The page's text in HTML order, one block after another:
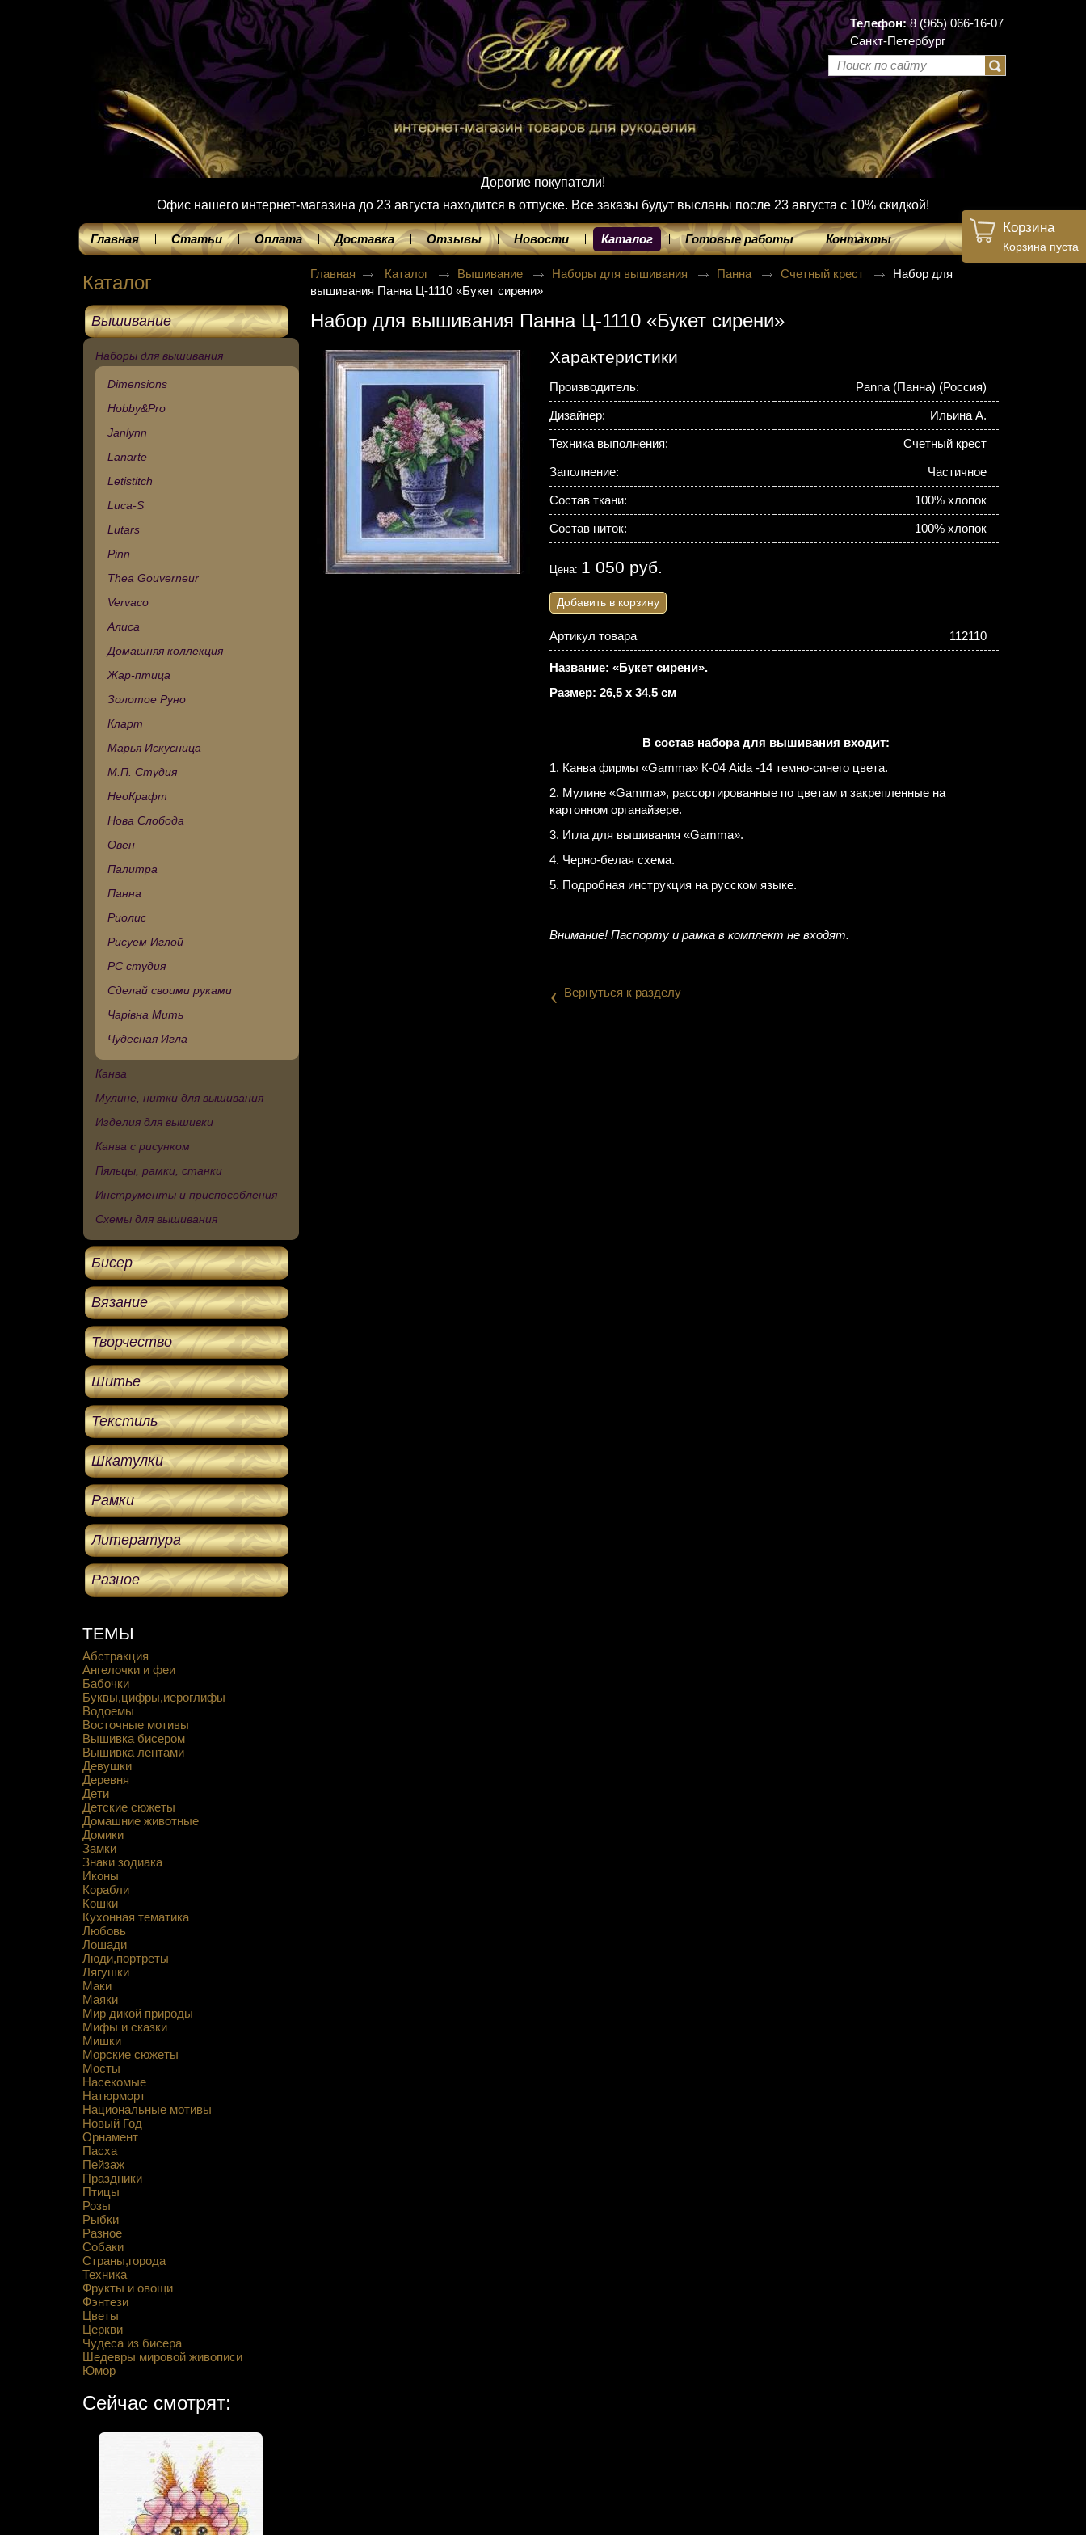
Телефон:8 (965) 066-16-07
Санкт-Петербург
Дорогие покупатели!
Офис нашего интернет-магазина до 23 августа находится в отпуске. Все заказы будут высланы после 23 августа с 10% скидкой!
Главная Статьи Оплата Доставка Отзывы Новости Каталог Готовые работы Контакты
Каталог
Вышивание
Наборы для вышивания
Dimensions
Hobby&Pro
Janlynn
Lanarte
Letistitch
Luca-S
Lutars
Pinn
Thea Gouverneur
Vervaco
Алиса
Домашняя коллекция
Жар-птица
Золотое Руно
Кларт
Марья Искусница
М.П. Студия
НеоКрафт
Нова Слобода
Овен
Палитра
Панна
Риолис
Рисуем Иглой
РС студия
Сделай своими руками
Чарівна Мить
Чудесная Игла
Канва
Мулине, нитки для вышивания
Изделия для вышивки
Канва с рисунком
Пяльцы, рамки, станки
Инструменты и приспособления
Схемы для вышивания
Бисер
Вязание
Творчество
Шитье
Текстиль
Шкатулки
Рамки
Литература
Разное
Корзина
Корзина пуста
ТЕМЫ
Абстракция
Ангелочки и феи
Бабочки
Буквы,цифры,иероглифы
Водоемы
Восточные мотивы
Вышивка бисером
Вышивка лентами
Девушки
Деревня
Дети
Детские сюжеты
Домашние животные
Домики
Замки
Знаки зодиака
Иконы
Корабли
Кошки
Кухонная тематика
Любовь
Лошади
Люди,портреты
Лягушки
Маки
Маяки
Мир дикой природы
Мифы и сказки
Мишки
Морские сюжеты
Мосты
Насекомые
Натюрморт
Национальные мотивы
Новый Год
Орнамент
Пасха
Пейзаж
Праздники
Птицы
Розы
Рыбки
Разное
Собаки
Страны,города
Техника
Фрукты и овощи
Фэнтези
Цветы
Церкви
Чудеса из бисера
Шедевры мировой живописи
Юмор
Сейчас смотрят:
Главная Каталог Вышивание Наборы для вышивания Панна Счетный крест
Набор для
вышивания Панна Ц-1110 «Букет сирени»
Набор для вышивания Панна Ц-1110 «Букет сирени»
Характеристики
Производитель: Panna (Панна) (Россия)
Дизайнер: Ильина А.
Техника выполнения: Счетный крест
Заполнение: Частичное
Состав ткани: 100% хлопок
Состав ниток: 100% хлопок
Цена: 1 050 руб.
Добавить в корзину
Артикул товара 112110
Название: «Букет сирени».
Размер: 26,5 х 34,5 см
В состав набора для вышивания входит:
1. Канва фирмы «Gamma» К-04 Aida -14 темно-синего цвета.
2. Мулине «Gamma», рассортированные по цветам и закрепленные на
картонном органайзере.
3. Игла для вышивания «Gamma».
4. Черно-белая схема.
5. Подробная инструкция на русском языке.
Внимание! Паспорту и рамка в комплект не входят.
‹ Вернуться к разделу